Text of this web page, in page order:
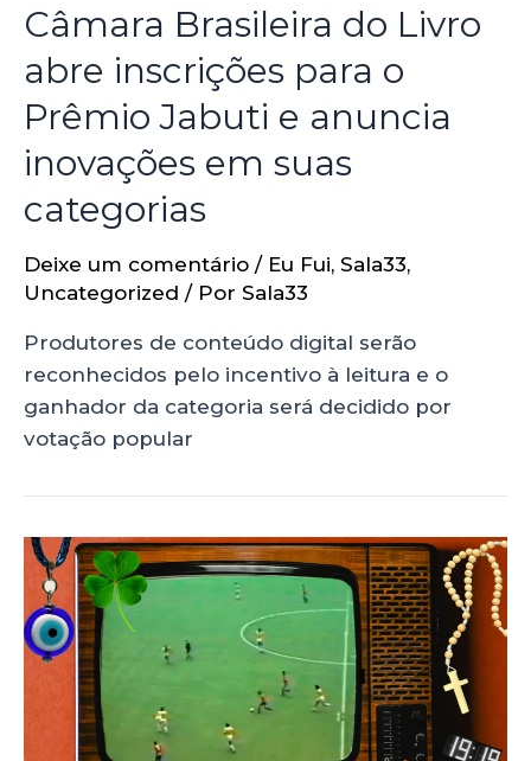
Câmara Brasileira do Livro
abre inscrições para o
Prêmio Jabuti e anuncia
inovações em suas
categorias
Deixe um comentário / Eu Fui, Sala33,
Uncategorized / Por Sala33
Produtores de conteúdo digital serão
reconhecidos pelo incentivo à leitura e o
ganhador da categoria será decidido por
votação popular